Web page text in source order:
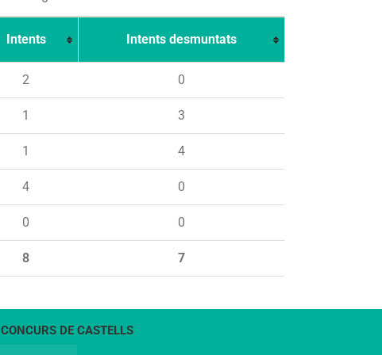
Intents Intents desmuntats
8 7
2 0
1 3
1 4
4 0
0 0
CONCURS DE CASTELLS